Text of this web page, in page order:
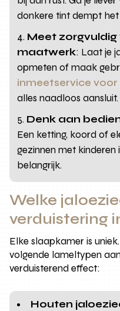
donkere tint dempt
Meet
maatwerk: Laat je
opmeten of maak
inmeetservice
alles naadloos aansluit.
Denk aan
Een ketting, koord of
gezinnen met kinderen
belangrijk.
Welke
verduistering
Elke slaapkamer is
volgende lameltypen
verduisterend effect:
Houten